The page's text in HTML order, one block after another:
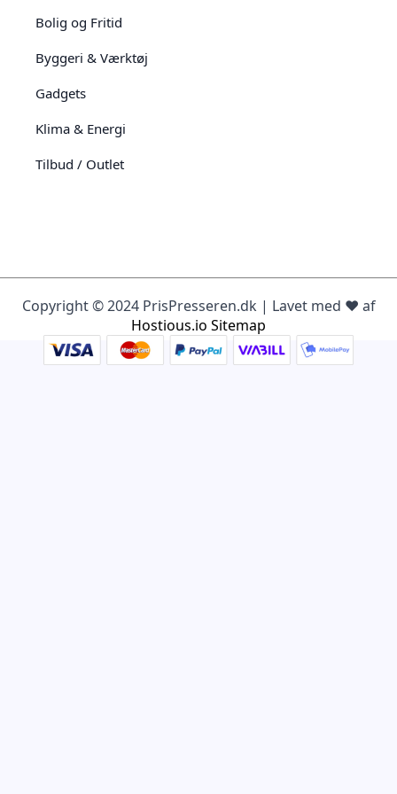
Bolig og Fritid
Byggeri & Værktøj
Gadgets
Klima & Energi
Tilbud / Outlet
Copyright © 2024 PrisPresseren.dk | Lavet med ♥️ af
Hostious.io Sitemap